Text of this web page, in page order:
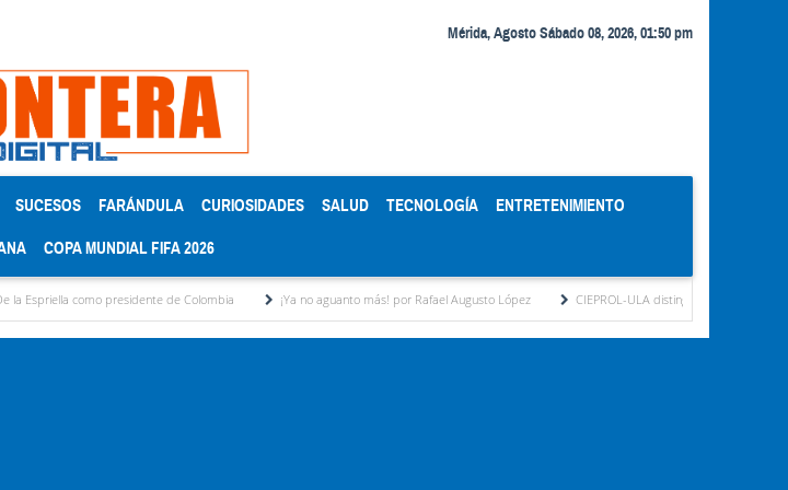
Mérida, Agosto Sábado 08, 2026, 01:50 pm
SUCESOS FARÁNDULA CURIOSIDADES SALUD TECNOLOGÍA ENTRETENIMIENTO
COPA MUNDIAL FIFA 2026
como presidente de Colombia ¡Ya no aguanto más! por Rafael Augusto López CIEPROL-ULA distingue al municipio Zea como